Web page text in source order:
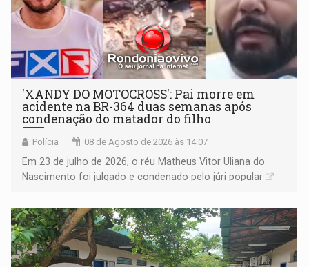
'XANDY DO MOTOCROSS': Pai morre em
acidente na BR-364 duas semanas após
condenação do matador do filho
Polícia 08 de Agosto de 2026 às 14:07
Em 23 de julho de 2026, o réu Matheus Vitor Uliana do
Nascimento foi julgado e condenado pelo júri popular